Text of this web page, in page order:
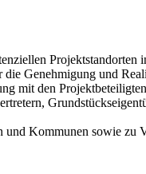
Genehmigung und
mit den
und Kommunen sowie zu